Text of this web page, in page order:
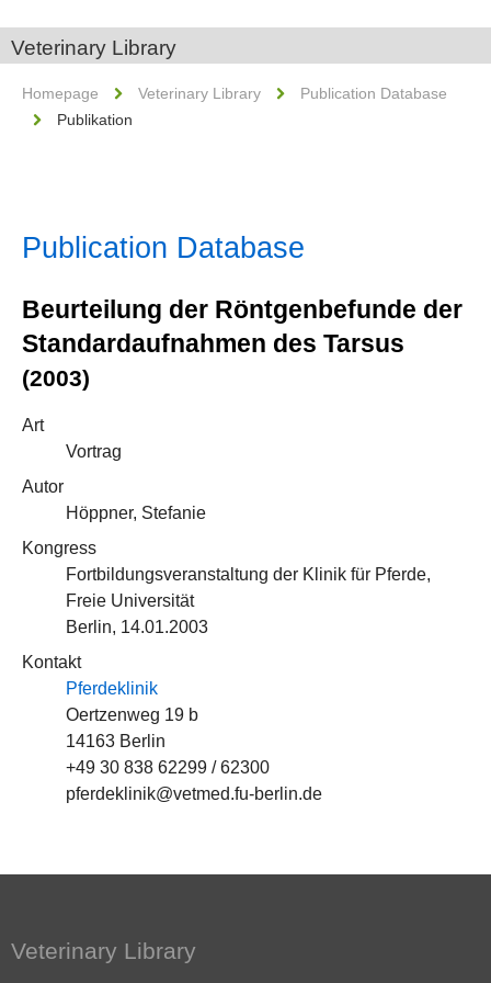
Veterinary Library
Homepage Veterinary Library
Publication Database
Publikation
Publication Database
Beurteilung der Röntgenbefunde der
Standardaufnahmen des Tarsus
(2003)
Art
Vortrag
Autor
Höppner, Stefanie
Kongress
Fortbildungsveranstaltung der Klinik für Pferde,
Freie Universität
Berlin, 14.01.2003
Kontakt
Pferdeklinik
Oertzenweg 19 b
14163 Berlin
+49 30 838 62299 / 62300
pferdeklinik@vetmed.fu-berlin.de
Veterinary Library